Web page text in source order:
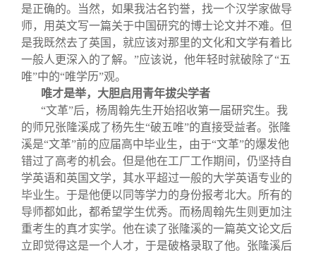
是正确的。当然，如果我沽名钓誉，找一个汉学家做导
师，用英文写一篇关于中国研究的博士论文并不难。但
是我既然去了英国，就应该对那里的文化和文学有着比
一般人更深入的了解。”应该说，他年轻时就破除了“五
唯”中的“唯学历”观。
唯才是举，大胆启用青年拔尖学者
“文革”后，杨周翰先生开始招收第一届研究生。我
的师兄张隆溪成了杨先生“破五唯”的直接受益者。张隆
溪是“文革”前的应届高中毕业生，由于“文革”的爆发他
错过了高考的机会。但是他在工厂工作期间，仍坚持自
学英语和英国文学，其水平超过一般的大学英语专业的
毕业生。于是他便以同等学力的身份报考北大。所有的
导师都如此，都希望学生优秀。而杨周翰先生则更加注
重考生的真才实学。他在读了张隆溪的一篇英文论文后
立即觉得这是一个人才，于是破格录取了他。张隆溪后